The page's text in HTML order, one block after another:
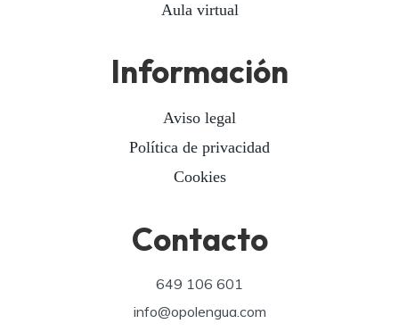
Aula virtual
Información
Aviso legal
Política de privacidad
Cookies
Contacto
649 106 601
info@opolengua.com